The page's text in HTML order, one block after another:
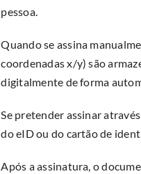
pessoa.
Quando se assina
coordenadas x/y) são
digitalmente de forma
Se pretender assinar
do eID ou do cartão de
Após a assinatura, o